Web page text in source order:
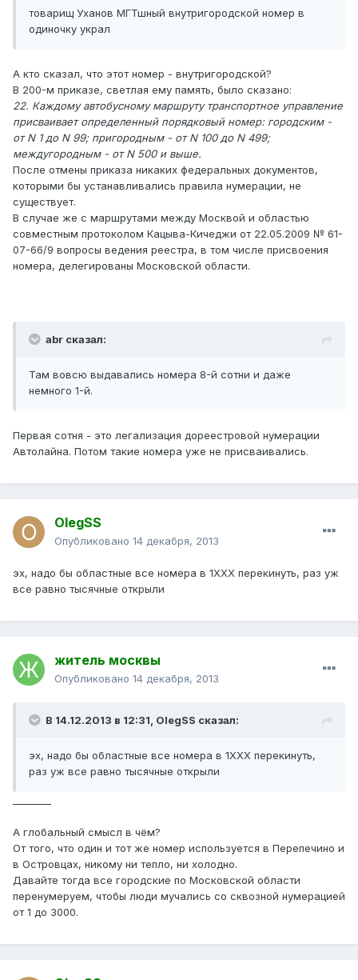
товарищ Уханов МГТшный внутригородской номер в
одиночку украл
А кто сказал, что этот номер - внутригородской?
В 200-м приказе, светлая ему память, было сказано:
22. Каждому автобусному маршруту транспортное управление
присваивает определенный порядковый номер: городским -
от N 1 до N 99; пригородным - от N 100 до N 499;
междугородным - от N 500 и выше.
После отмены приказа никаких федеральных документов,
которыми бы устанавливались правила нумерации, не
существует.
В случае же с маршрутами между Москвой и областью
совместным протоколом Кацыва-Кичеджи от 22.05.2009 № 61-
07-66/9 вопросы ведения реестра, в том числе присвоения
номера, делегированы Московской области.
abr сказал:
Там вовсю выдавались номера 8-й сотни и даже
немного 1-й.
Первая сотня - это легализация дореестровой нумерации
Автолайна. Потом такие номера уже не присваивались.
OlegSS
Опубликовано 14 декабря, 2013
эх, надо бы областные все номера в 1ХХХ перекинуть, раз уж
все равно тысячные открыли
житель москвы
Опубликовано 14 декабря, 2013
В 14.12.2013 в 12:31, OlegSS сказал:
эх, надо бы областные все номера в 1ХХХ перекинуть,
раз уж все равно тысячные открыли
А глобальный смысл в чём?
От того, что один и тот же номер используется в Перепечино и
в Островцах, никому ни тепло, ни холодно.
Давайте тогда все городские по Московской области
перенумеруем, чтобы люди мучались со сквозной нумерацией
от 1 до 3000.